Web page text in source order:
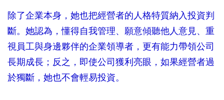
除了企業本身，她也把經營者的人格特質納入投資判
斷。她認為，懂得自我管理、願意傾聽他人意見、重
視員工與身邊夥伴的企業領導者，更有能力帶領公司
長期成長；反之，即使公司獲利亮眼，如果經營者過
於獨斷，她也不會輕易投資。